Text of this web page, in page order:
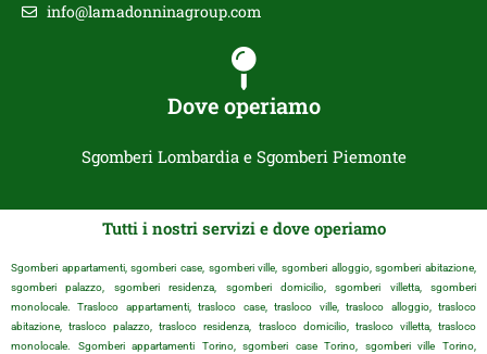
info@lamadonninagroup.com
Dove operiamo
Sgomberi Lombardia e Sgomberi Piemonte
Tutti i nostri servizi e dove operiamo
Sgomberi appartamenti, sgomberi case, sgomberi ville, sgomberi alloggio, sgomberi abitazione,
sgomberi palazzo, sgomberi residenza, sgomberi domicilio, sgomberi villetta, sgomberi
monolocale. Trasloco appartamenti, trasloco case, trasloco ville, trasloco alloggio, trasloco
abitazione, trasloco palazzo, trasloco residenza, trasloco domicilio, trasloco villetta, trasloco
monolocale. Sgomberi appartamenti Torino, sgomberi case Torino, sgomberi ville Torino,